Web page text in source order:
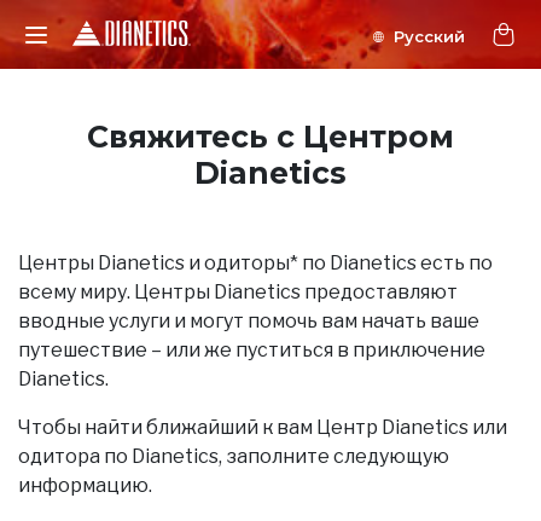
Свяжитесь с Центром
Dianetics
Центры Dianetics и одиторы* по Dianetics есть по
всему миру. Центры Dianetics предоставляют
вводные услуги и могут помочь вам начать ваше
путешествие – или же пуститься в приключение
Dianetics.
Чтобы найти ближайший к вам Центр Dianetics или
одитора по Dianetics, заполните следующую
информацию.